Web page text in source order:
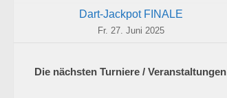
Dart-Jackpot FINALE
Fr. 27. Juni 2025
Die nächsten Turniere / Veranstaltungen